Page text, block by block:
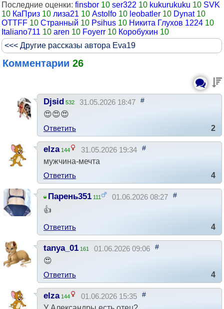
Последние оценки: finsbor 10 ser322 10 kukurukuku 10 SVK
10 КаПриз 10 лиза21 10 Astolfo 10 leobatler 10 Dynat 10
OTTFF 10 Странный 10 Psihus 10 Никита Глухов 1224 10
Italiano711 10 aren 10 Foyerr 10 Коробухин 10
<<< Другие рассказы автора Eva19
Комментарии 26
Djsid 532 31.05.2026 18:47 #
😍😍😍
Ответить
2
elza 144 31.05.2026 19:34 #
мужчина-мечта
Ответить
4
Парень351 111 01.06.2026 08:27 #
👍
Ответить
4
tanya_01 161 01.06.2026 09:06 #
😍
Ответить
4
elza 144 01.06.2026 15:35 #